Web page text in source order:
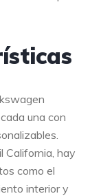
una con
California, hay
como el
interior y